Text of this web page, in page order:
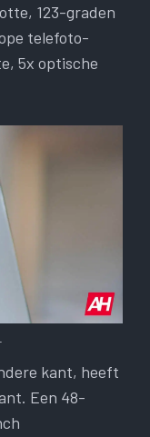
123-graden
telefoto-
5x optische
kant, heeft
Een 48-